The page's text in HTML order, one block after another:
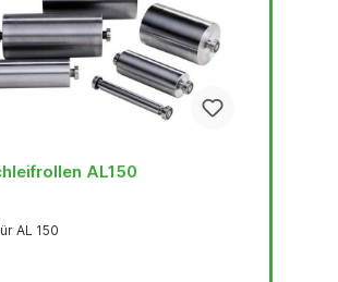
AL150
AL 150